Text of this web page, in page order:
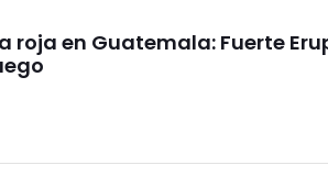
roja en Guatemala: Fuerte